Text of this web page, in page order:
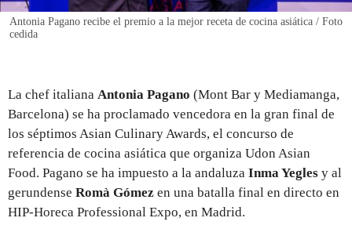
Antonia Pagano recibe el premio a la mejor receta de cocina asiática / Foto
cedida
La chef italiana Antonia Pagano (Mont Bar y Mediamanga,
Barcelona) se ha proclamado vencedora en la gran final de
los séptimos Asian Culinary Awards, el concurso de
referencia de cocina asiática que organiza Udon Asian
Food. Pagano se ha impuesto a la andaluza Inma Yegles y al
gerundense Romà Gómez en una batalla final en directo en
HIP-Horeca Professional Expo, en Madrid.